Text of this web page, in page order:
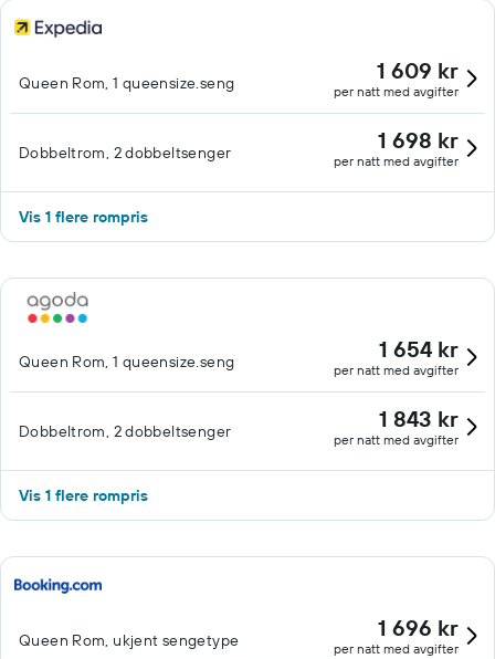
Queen Rom, 1 queensize.seng 1 609 kr
per natt med avgifter
Dobbeltrom, 2 dobbeltsenger 1 698 kr
per natt med avgifter
Vis 1 flere rompris
Queen Rom, 1 queensize.seng 1 654 kr
per natt med avgifter
Dobbeltrom, 2 dobbeltsenger 1 843 kr
per natt med avgifter
Vis 1 flere rompris
Queen Rom, ukjent sengetype 1 696 kr
per natt med avgifter